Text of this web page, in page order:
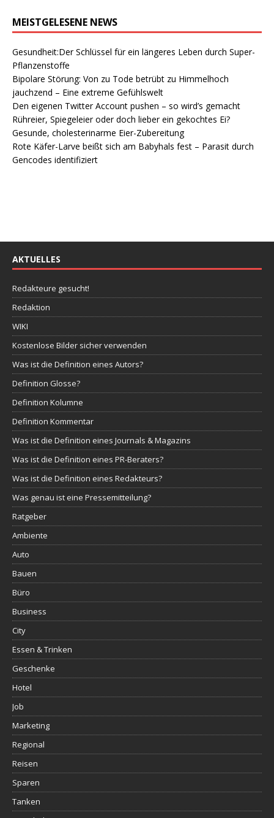
MEISTGELESENE NEWS
Gesundheit:Der Schlüssel für ein längeres Leben durch Super-
Pflanzenstoffe
Bipolare Störung: Von zu Tode betrübt zu Himmelhoch
jauchzend – Eine extreme Gefühlswelt
Den eigenen Twitter Account pushen – so wird’s gemacht
Rühreier, Spiegeleier oder doch lieber ein gekochtes Ei?
Gesunde, cholesterinarme Eier-Zubereitung
Rote Käfer-Larve beißt sich am Babyhals fest – Parasit durch
Gencodes identifiziert
AKTUELLES
Redakteure gesucht!
Redaktion
WIKI
Kostenlose Bilder sicher verwenden
Was ist die Definition eines Autors?
Definition Glosse?
Definition Kolumne
Definition Kommentar
Was ist die Definition eines Journals & Magazins
Was ist die Definition eines PR-Beraters?
Was ist die Definition eines Redakteurs?
Was genau ist eine Pressemitteilung?
Ratgeber
Ambiente
Auto
Bauen
Büro
Business
City
Essen & Trinken
Geschenke
Hotel
Job
Marketing
Regional
Reisen
Sparen
Tanken